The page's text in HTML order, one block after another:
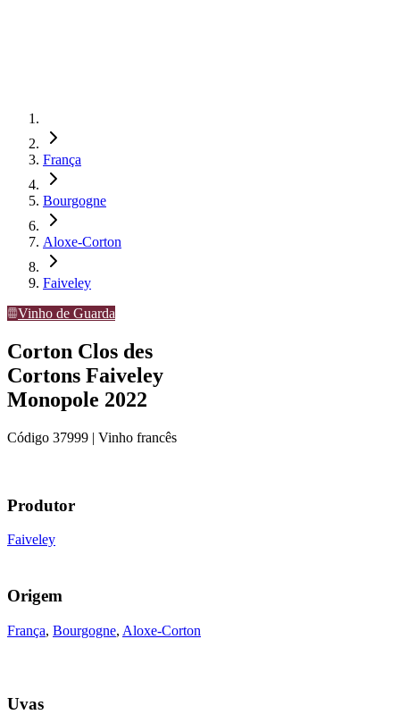
França
Bourgogne
Aloxe-Corton
Faiveley
Vinho de Guarda
Corton Clos des
Cortons Faiveley
Monopole 2022
Código 37999 | Vinho francês
Produtor
Faiveley
Origem
França, Bourgogne, Aloxe-Corton
Uvas